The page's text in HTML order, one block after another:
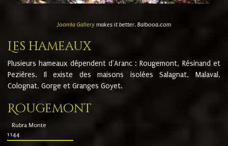
Joomla Gallerymakes it better. Balbooa.com
Les hameaux
Plusieurs hameaux dépendent d'Aranc : Rougemont, Résinand et
Pezières. Il existe des maisons isolées Salagnat, Malaval,
Colognat, Gorge et Granges Goyet.
Rougemont
Rubra Monte
1144